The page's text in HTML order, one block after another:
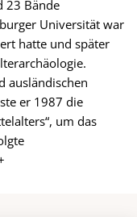
23 Bände
Universität war
hatte und später
ausländischen
er 1987 die
um das